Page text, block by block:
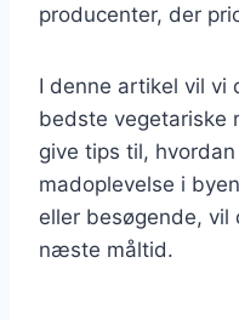
producenter, der
I denne artikel vil vi
bedste vegetariske
give tips til,
madoplevelse i
eller besøgende,
næste måltid.